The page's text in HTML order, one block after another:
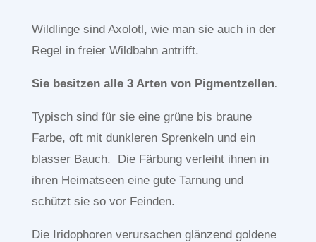
Wildlinge sind Axolotl, wie man sie auch in der
Regel in freier Wildbahn antrifft.
Sie besitzen alle 3 Arten von Pigmentzellen.
Typisch sind für sie eine grüne bis braune
Farbe, oft mit dunkleren Sprenkeln und ein
blasser Bauch. Die Färbung verleiht ihnen in
ihren Heimatseen eine gute Tarnung und
schützt sie so vor Feinden.
Die Iridophoren verursachen glänzend goldene